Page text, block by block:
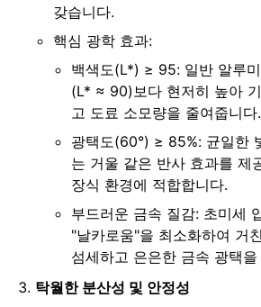
갖습니다.
핵심 광학 효과:
백색도(L*) ≥ 95: 일반 알루
(L* ≈ 90)보다 현저히 높아
고 도료 소모량을 줄여줍니다.
광택도(60°) ≥ 85%: 균일한
는 거울 같은 반사 효과를 제
장식 환경에 적합합니다.
부드러운 금속 질감: 초미세
"날카로움"을 최소화하여 거
섬세하고 은은한 금속 광택
탁월한 분산성 및 안정성